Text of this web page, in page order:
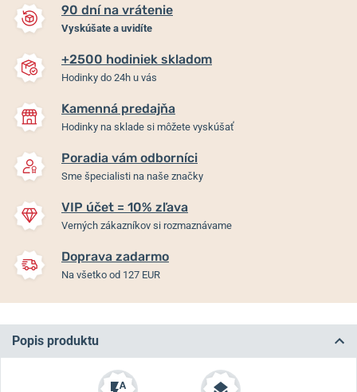
90 dní na vrátenie
Vyskúšate a uvidíte
+2500 hodiniek skladom
Hodinky do 24h u vás
Kamenná predajňa
Hodinky na sklade si môžete vyskúšať
Poradia vám odborníci
Sme špecialisti na naše značky
VIP účet = 10% zľava
Verných zákazníkov si rozmaznávame
Doprava zadarmo
Na všetko od 127 EUR
Popis produktu